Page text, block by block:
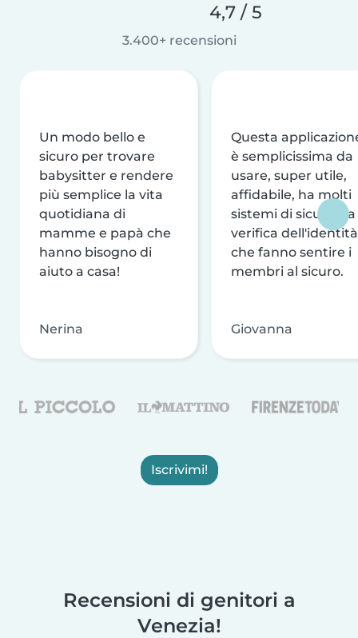
4,7 / 5
3.400+ recensioni
Un modo bello e
sicuro per trovare
babysitter e rendere
più semplice la vita
quotidiana di
mamme e papà che
hanno bisogno di
aiuto a casa!
Nerina
Questa
è semplicissima da
usare, super utile,
affidabile, ha molti
sistemi di sicurezza
verifica dell'identità
che fanno sentire i
membri al sicuro.
Giovanna
Iscrivimi!
Recensioni di genitori a
Venezia!